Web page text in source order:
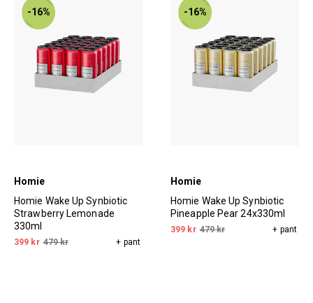
-16%
Homie
Homie Wake Up Synbiotic
Strawberry Lemonade
330ml
399 kr 479 kr + pant
-16%
Homie
Homie Wake Up Synbiotic
Pineapple Pear 24x330ml
399 kr 479 kr + pant